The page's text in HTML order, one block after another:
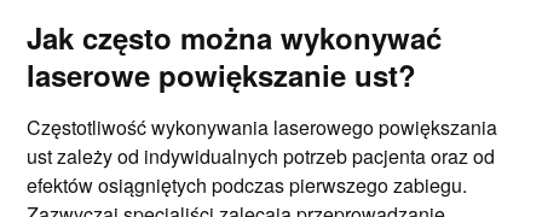
Jak często można wykonywać
laserowe powiększanie ust?
Częstotliwość wykonywania laserowego powiększania
ust zależy od indywidualnych potrzeb pacjenta oraz od
efektów osiągniętych podczas pierwszego zabiegu.